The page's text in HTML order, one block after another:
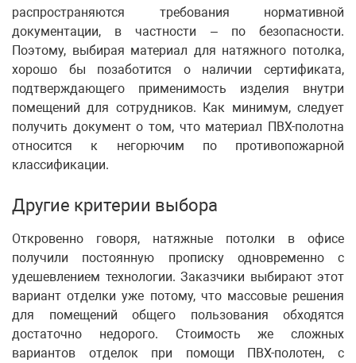
распространяются требования нормативной
документации, в частности – по безопасности.
Поэтому, выбирая материал для натяжного потолка,
хорошо бы позаботится о наличии сертификата,
подтверждающего применимость изделия внутри
помещений для сотрудников. Как минимум, следует
получить документ о том, что материал ПВХ-полотна
относится к негорючим по противопожарной
классификации.
Другие критерии выбора
Откровенно говоря, натяжные потолки в офисе
получили постоянную прописку одновременно с
удешевлением технологии. Заказчики выбирают этот
вариант отделки уже потому, что массовые решения
для помещений общего пользования обходятся
достаточно недорого. Стоимость же сложных
вариантов отделок при помощи ПВХ-полотен, с